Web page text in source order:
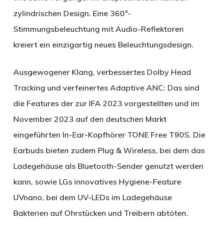
zylindrischen Design. Eine 360°-
Stimmungsbeleuchtung mit Audio-Reflektoren
kreiert ein einzigartig neues Beleuchtungsdesign.
Ausgewogener Klang, verbessertes Dolby Head
Tracking und verfeinertes Adaptive ANC: Das sind
die Features der zur IFA 2023 vorgestellten und im
November 2023 auf den deutschen Markt
eingeführten In-Ear-Kopfhörer TONE Free T90S. Die
Earbuds bieten zudem Plug & Wireless, bei dem das
Ladegehäuse als Bluetooth-Sender genutzt werden
kann, sowie LGs innovatives Hygiene-Feature
UVnano, bei dem UV-LEDs im Ladegehäuse
Bakterien auf Ohrstücken und Treibern abtöten.